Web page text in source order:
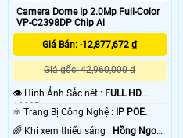
Camera Dome Ip 2.0Mp Full-Color
VP-C2398DP Chip Ai
Giá Bán: -12,877,672 ₫
Giá gốc: 42,960,000 ₫
👁 Hình Ảnh Sắc nét : FULL HD
1080P .
⚛️ Trang Bị Công Nghệ :
IP POE.
🌈 Khi xem thiếu sáng : Hồng Ngoại